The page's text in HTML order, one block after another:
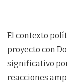
El contexto
proyecto con
significativo
reacciones